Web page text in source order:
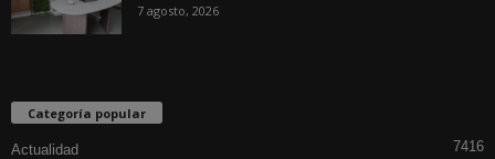
7 agosto, 2026
Categoría popular
Actualidad 7416